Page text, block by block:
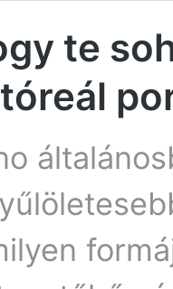
te